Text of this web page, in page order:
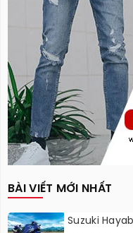
BÀI VIẾT MỚI NHẤT
Suzuki